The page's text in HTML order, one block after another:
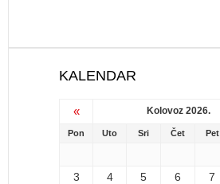
KALENDAR
« Kolovoz 2026.
Pon Uto Sri Čet Pet
3
4 5 6 7